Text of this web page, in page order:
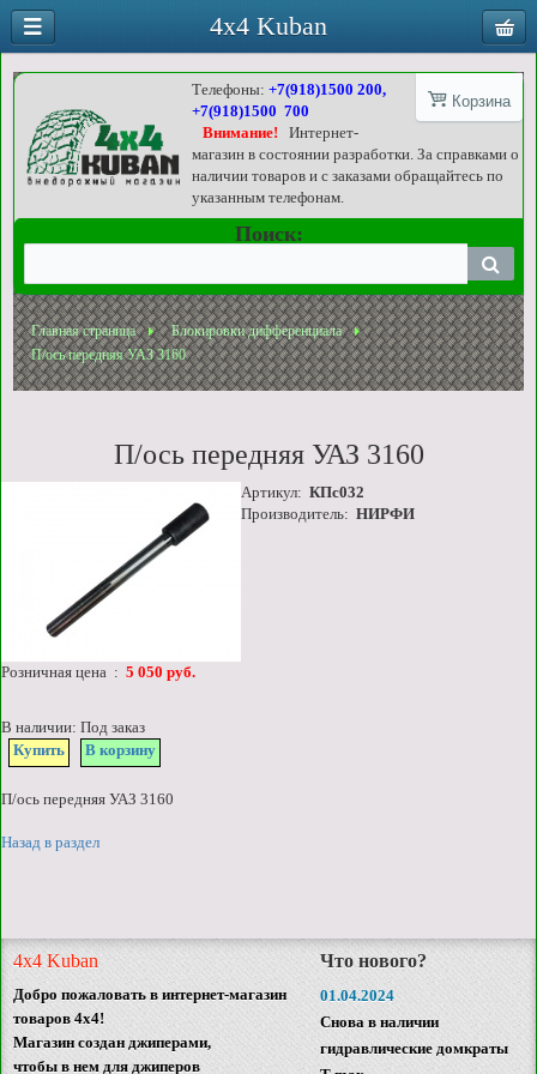
Корзина
Телефоны:+7(918)1500 200,
+7(918)1500 700
Внимание!
Интернет-
магазин в состоянии разработки. За справками о
наличии товаров и с заказами обращайтесь по
указанным телефонам.
Поиск:
Главная страница
Блокировки дифференциала
П/ось передняя УАЗ 3160
П/ось передняя УАЗ 3160
Артикул: КПс032
Производитель: НИРФИ
Розничная цена : 5 050 руб.
В наличии: Под заказ
Купить
В корзину
П/ось передняя УАЗ 3160
Назад в раздел
4x4 Kuban
Добро пожаловать в интернет-магазин
товаров 4x4!
Магазин создан джиперами,
чтобы в нем для джиперов
Что нового?
01.04.2024
Снова в наличии
гидравлические домкраты
4x4 Kuban